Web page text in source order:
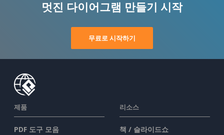
멋진 다이어그램 만들기 시작
무료로 시작하기
제품
PDF 도구 모음
리소스
책 / 슬라이드쇼